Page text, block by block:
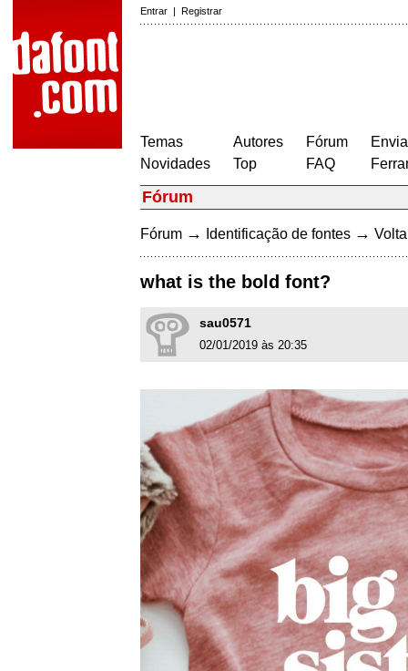
Entrar | Registrar
Temas
Novidades
Autores
Top
Fórum
FAQ
Fórum
Fórum → Identificação de fontes →
what is the bold font?
sau0571
02/01/2019 às 20:35